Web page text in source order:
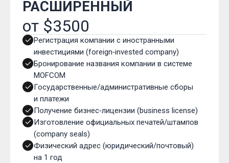
РАСШИРЕННЫЙ
от $3500
Регистрация компании с иностранными
инвестициями (foreign‑invested company)
Бронирование названия компании в системе
MOFCOM
Государственные/административные сборы
и платежи
Получение бизнес‑лицензии (business license)
Изготовление официальных печатей/штампов
(company seals)
Физический адрес (юридический/почтовый)
на 1 год